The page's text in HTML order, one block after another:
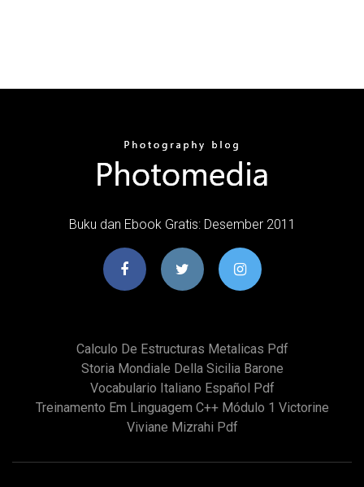
Buku dan Ebook Gratis: Desember 2011
Calculo De Estructuras Metalicas Pdf
Storia Mondiale Della Sicilia Barone
Vocabulario Italiano Español Pdf
Treinamento Em Linguagem C++ Módulo 1 Victorine
Viviane Mizrahi Pdf